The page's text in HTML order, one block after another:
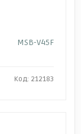
MSB-V45F
Код: 212183